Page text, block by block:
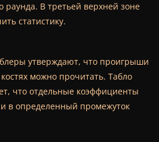
раунда. В третьей верхней зоне
статистику.
утверждают, что проигрыши
можно прочитать. Табло
что отдельные коэффициенты
в определенный промежуток